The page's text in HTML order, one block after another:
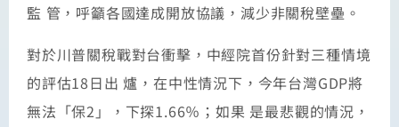
監 管，呼籲各國達成開放協議，減少非關稅壁壘。
對於川普關稅戰對台衝擊，中經院首份針對三種情境
的評估18日出 爐，在中性情況下，今年台灣GDP將
無法「保2」，下探1.66％；如果 是最悲觀的情況，